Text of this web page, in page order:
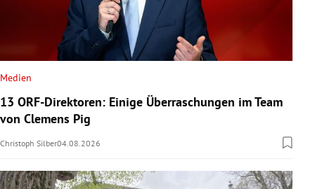
Medien
13 ORF-Direktoren: Einige Überraschungen im Team
von Clemens Pig
Christoph Silber04.08.2026